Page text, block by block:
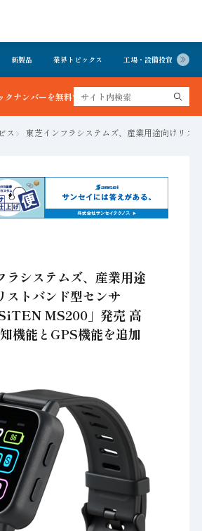
新製品 業界トピックス 工場・設備投資
を無料で公開中 詳細はこちら
ス 東芝インフラシステムズ、産業用途向けリ
ラシステムズ、産業用途
ストバンド型センサ
MS200」発売 高
機能とGPS機能を追加